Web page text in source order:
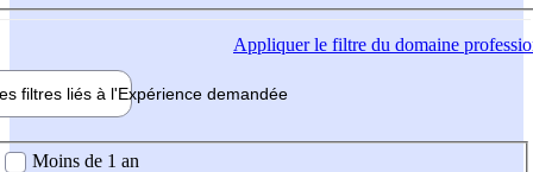
Appliquerle filtre du domaine
filtres liés à l'Expérience demandée
demandée
Moins de 1 an